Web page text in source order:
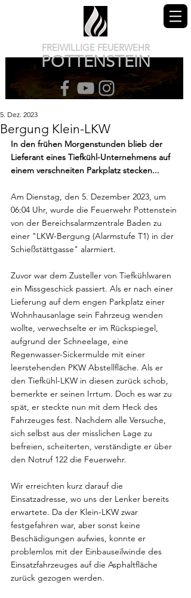
FREIWILLIGE FEUERWEHR
POTTENSTEIN
Bergung Klein-LKW
5. Dez. 2023
In den frühen Morgenstunden blieb der
Lieferant eines Tiefkühl-Unternehmens auf
einem verschneiten Parkplatz stecken...
Am Dienstag, den 5. Dezember 2023, um
06:04 Uhr, wurde die Feuerwehr Pottenstein
von der Bereichsalarmzentrale Baden zu
einer "LKW-Bergung (Alarmstufe T1) in der
Schießstättgasse" alarmiert.
Zuvor war dem Zusteller von Tiefkühlwaren
ein Missgeschick passiert. Als er nach einer
Lieferung auf dem engen Parkplatz einer
Wohnhausanlage sein Fahrzeug wenden
wollte, verwechselte er im Rückspiegel,
aufgrund der Schneelage, eine
Regenwasser-Sickermulde mit einer
leerstehenden PKW Abstellfläche. Als er
den Tiefkühl-LKW in diesen zurück schob,
bemerkte er seinen Irrtum. Doch es war zu
spät, er steckte nun mit dem Heck des
Fahrzeuges fest. Nachdem alle Versuche,
sich selbst aus der misslichen Lage zu
befreien, scheiterten, verständigte er über
den Notruf 122 die Feuerwehr.
Wir erreichten kurz darauf die
Einsatzadresse, wo uns der Lenker bereits
erwartete. Da der Klein-LKW zwar
festgefahren war, aber sonst keine
Beschädigungen aufwies, konnte er
problemlos mit der Einbauseilwinde des
Einsatzfahrzeuges auf die Asphaltfläche
zurück gezogen werden.